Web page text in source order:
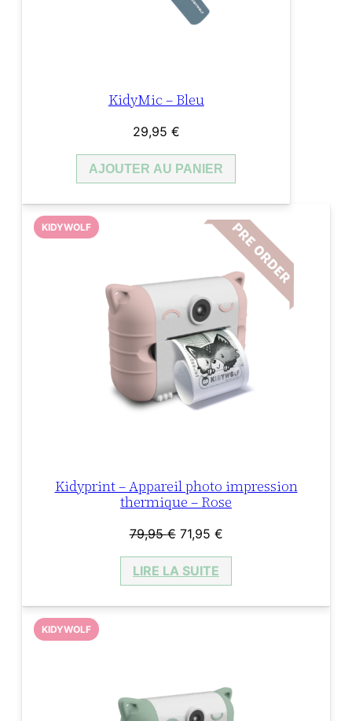
KidyMic – Bleu
29,95 €
AJOUTER AU PANIER
Kidyprint – Appareil photo impression
thermique – Rose
KIDYWOLF
79,95€ Le
prix
initial
79,95 €.
71,95 €Le
prix
71,95 €.
LIRE LA SUITE
KIDYWOLF